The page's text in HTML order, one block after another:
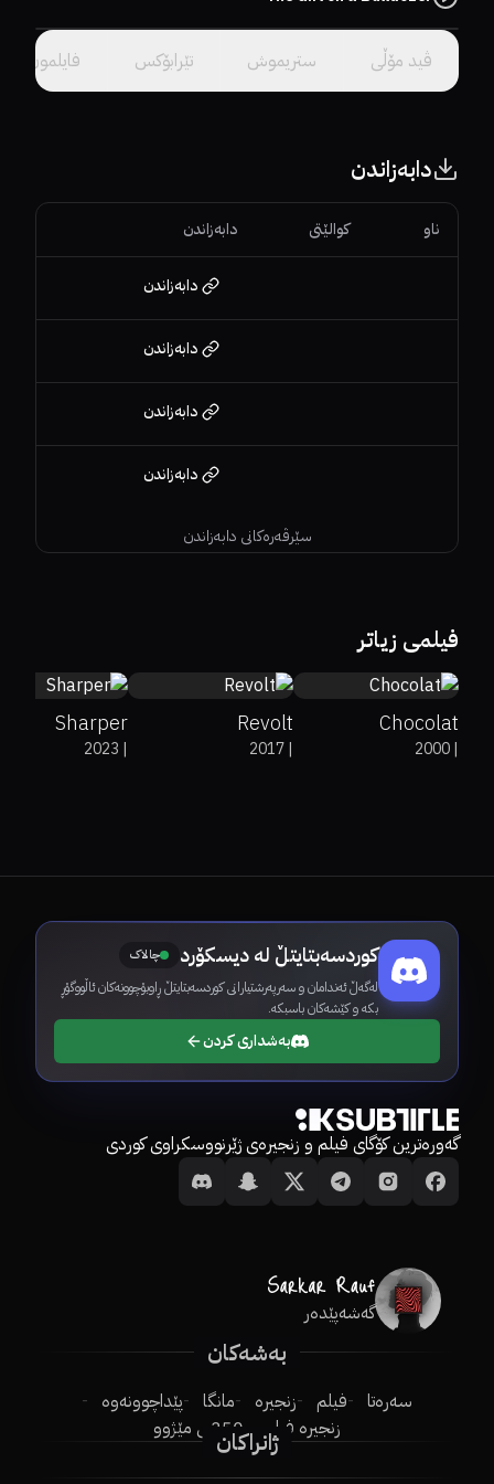
ڤید مۆڵى ستریموش تێرابۆکس فایلمون
سێرڤەرێک هەڵبژێرە.
دابەزاندن
سێرڤەرەکانی دابەزاندن
ناو کوالێتی دابەزاندن
دابەزاندن
دابەزاندن
دابەزاندن
دابەزاندن
فیلمی زیاتر
Chocolat
|
2000
Revolt
|
2017
Sharper
|
2023
کوردسەبتایتڵ لە دیسکۆرد چالاک
لەگەڵ ئەندامان و سەرپەرشتیارانی کوردسەبتایتڵ ڕاوبۆچوونەکان ئاڵووگۆڕ
بکە و کێشەکان باسبکە.
بەشداری کردن
گەورەترین کۆگای فیلم و زنجیرەی ژێرنووسکراوی کوردی
گەشەپێدەر
بەشەکان
سەرەتا فیلم زنجیرە مانگا
پێداچوونەوە
زنجیرە فیلم
250ـی مێژوو
ژانراکان